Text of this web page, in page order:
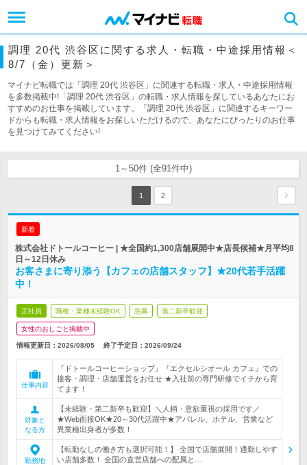
調理 20代 渋谷区に関する求人・転職・中途採用情報＜
8/7（金）更新＞
マイナビ転職では「調理 20代 渋谷区」に関連する転職・求人・中途採用情報
を多数掲載中!「調理 20代 渋谷区」の転職・求人情報を探しているあなたにお
すすめのお仕事を掲載しています。「調理 20代 渋谷区」に関連するキーワー
ドからも転職・求人情報をお探しいただけるので、あなたにぴったりのお仕事
を見つけてみてください!
1～50件 (全91件中)
1 2
新着
株式会社ドトールコーヒー | ★全国約1,300店舗展開中★店長候補★月平均8
日～12日休み
お客さまに寄り添う【カフェの店舗スタッフ】★20代若手活躍
中！
正社員 職種・業種未経験OK 急募 第二新卒歓迎
女性のおしごと掲載中
情報更新日：2026/08/05 終了予定日： 2026/09/24
仕事内容
『ドトールコーヒーショップ』『エクセルシオール カフェ』での
接客・調理・店舗運営をお任せ ★入社前の専門研修でイチから育
てます！
対象と
なる方
【未経験・第二新卒も歓迎】＼人柄・意欲重視の採用です／
★Web面接OK★20～30代活躍中★アパレル、ホテル、営業など
異業種出身者が多数！
勤務地
【転勤なしの働き方も選択可能！】 全国で店舗展開！通勤しやす
い店舗多数！ 全国の直営店舗への配属と…